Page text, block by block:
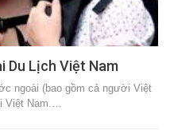
Du Lịch Việt Nam
ngoài (bao gồm cả người Việt
Việt Nam.…